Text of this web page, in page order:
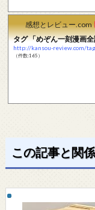
感想とレビュー.com
タグ 「めぞん一刻漫画
http://kansou-review.com/
（件数:165）
この記事と関